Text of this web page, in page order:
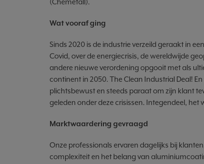
(Chemetall).
Wat vooraf ging
Sinds 2020 is de industrie verzeild geraakt in
Covid, over de energiecrisis, de wereldwijde
andere nieuwe verordening opgooit met als
continent in 2050. The Clean Industrial Deal!
plichtsbewust en steeds paraat om zijn klant
geleden onder deze crisissen. Integendeel, het
Marktwaardering gevraagd
Onze professionals ervaren dagelijks bij
complexiteit en het belang van